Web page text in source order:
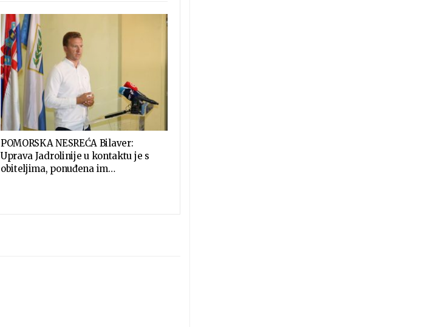
POMORSKA NESREĆA Bilaver:
Uprava Jadrolinije u kontaktu je s
obiteljima, ponuđena im…